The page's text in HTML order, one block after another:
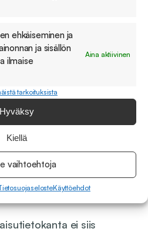
ehkäiseminen ja
ja sisällön
ilmaise
Aina aktiivinen
tarkoituksista
Hyväksy
Kiellä
vaihtoehtoja
Käyttöehdot
ja antaa tunteen siitä,
lähestyttävä.
tietopohja toimii myös
asiakaspalvelulle:
ratkeavat
keskittyä arvoa tuottaviin
ei siis